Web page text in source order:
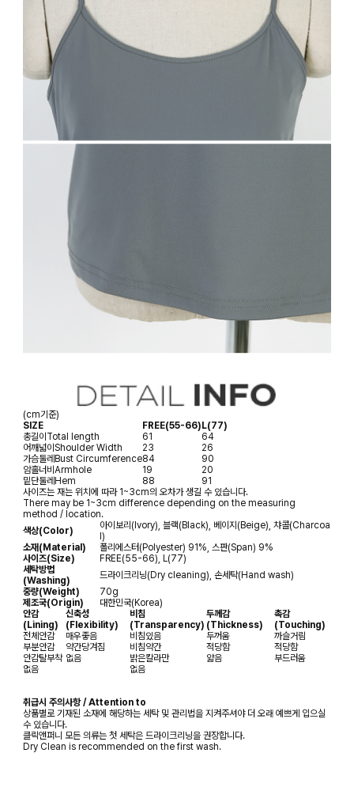
(cm기준)
SIZE
FREE(55-66)L(77)
총길이Total length 61
64
어깨넓이Shoulder Width 23
26
가슴둘레Bust Circumference84
90
암홀너비Armhole 19
20
밑단둘레Hem 88
91
사이즈는 재는 위치에 따라 1~3cm의 오차가 생길 수 있습니다.
There may be 1~3cm difference depending on the measuring
method / location.
색상(Color)
아이보리(Ivory), 블랙(Black), 베이지(Beige), 챠콜(Charcoa
l)
소재(Material)
폴리에스터(Polyester) 91%, 스판(Span) 9%
사이즈(Size)
FREE(55-66), L(77)
세탁방법
(Washing)
드라이크리닝(Dry cleaning), 손세탁(Hand wash)
중량(Weight)
70g
제조국(Origin)
대한민국(Korea)
안감
(Lining)
신축성
(Flexibility)
비침
(Transparency)
두께감
(Thickness)
촉감
(Touching)
전체안감
매우좋음 비침있음 두꺼움
까슬거림
부분안감
약간당겨짐 비침약간 적당함
적당함
안감탈부착 없음 밝은칼라만 얇음
부드러움
없음
없음
취급시 주의사항 / Attention to
상품별로 기재된 소재에 해당하는 세탁 및 관리법을 지켜주셔야 더 오래 예쁘게 입으실
수 있습니다.
클릭앤퍼니 모든 의류는 첫 세탁은 드라이크리닝을 권장합니다.
Dry Clean is recommended on the first wash.